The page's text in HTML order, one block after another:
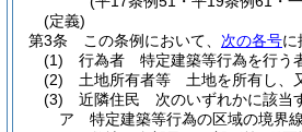
(定義)
第3条
この条例において、 次の各号に
(1)
行為者 特定建築等行為を行う
(2)
土地所有者等 土地を所有し、
(3)
近隣住民 次のいずれかに該当
ア
特定建築等行為の区域の境界